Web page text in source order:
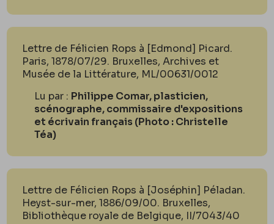
Lettre de Félicien Rops à [Edmond] Picard.
Paris, 1878/07/29. Bruxelles, Archives et
Musée de la Littérature, ML/00631/0012
Lu par : Philippe Comar, plasticien,
scénographe, commissaire d'expositions
et écrivain français (Photo : Christelle
Téa)
Lettre de Félicien Rops à [Joséphin] Péladan.
Heyst-sur-mer, 1886/09/00. Bruxelles,
Bibliothèque royale de Belgique, II/7043/40